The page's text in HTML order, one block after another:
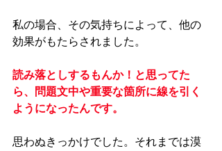
私の場合、その気持ちによって、他の
効果がもたらされました。
読み落としするもんか！と思ってた
ら、問題文中や重要な箇所に線を引く
ようになったんです。
思わぬきっかけでした。それまでは漠